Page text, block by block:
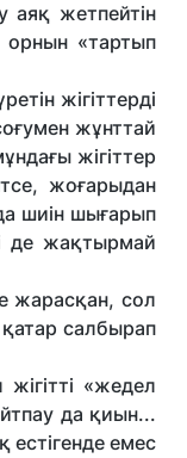
аяқ жетпейтін
орнын «тартып
жігіттерді
жұнттай
жігіттер
жоғарыдан
шиін шығарып
де жақтырмай
жарасқан, сол
салбырап
«жедел
да қиын...
естігенде емес